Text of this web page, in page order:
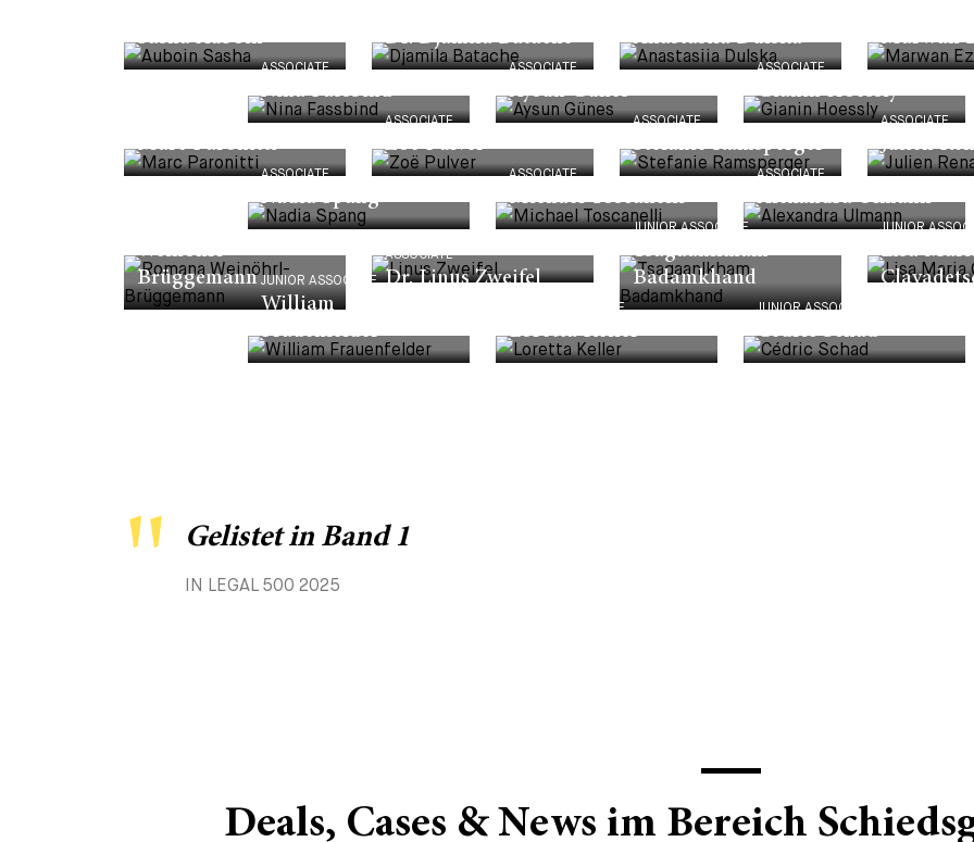
Sasha Auboin Dr. Djamila Batache Anastasiia Dulska Marwan
ASSOCIATE
Nina Fassbind
ASSOCIATE
Aysun Günes
ASSOCIATE
Gianin Hoessly
Marc Paronitti
ASSOCIATE
Zoë Pulver
ASSOCIATE
Stefanie Ramsperger
ASSOCIATE
Julien
ASSOCIATE
Nadia Spang
ASSOCIATE
Michael Toscanelli
ASSOCIATE
Alexandra Ulmann
Weinöhrl-
Brüggemann
ASSOCIATE
Dr. Linus Zweifel
JUNIOR ASSOCIATE
Tsagaanlkham
Badamkhand
JUNIOR
Lisa
JUNIOR ASSOCIATE
William
Frauenfelder
JUNIOR ASSOCIATE
Loretta Keller
JUNIOR ASSOCIATE
Cédric Schad
Gelistet in Band 1
IN LEGAL 500 2025
Deals, Cases & News im Bereich
CORPORATE NEWS - 15. DEZEMBER 2025 CORPORATE NEWS -